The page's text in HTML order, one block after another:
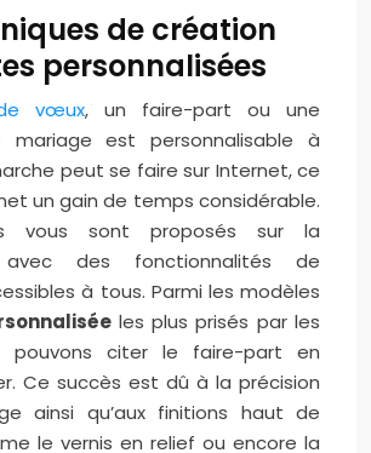
de création
personnalisées
vœux, un faire-part ou une
mariage est personnalisable à
peut se faire sur Internet, ce
un gain de temps considérable.
vous sont proposés sur la
avec des fonctionnalités de
à tous. Parmi les modèles
les plus prisés par les
pouvons citer le faire-part en
Ce succès est dû à la précision
ainsi qu’aux finitions haut de
le vernis en relief ou encore la